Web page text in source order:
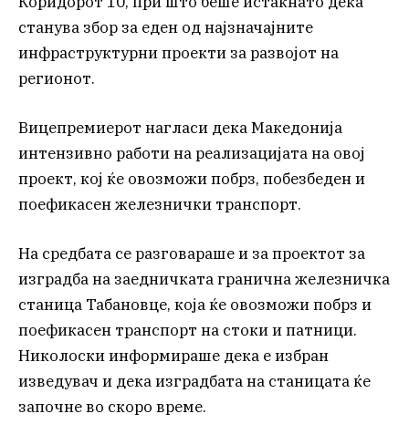
станува збор за еден од најзначајните
инфраструктурни проекти за развојот на
регионот.
Вицепремиерот нагласи дека Македонија
интензивно работи на реализацијата на овој
проект, кој ќе овозможи побрз, побезбеден и
поефикасен железнички транспорт.
На средбата се разговараше и за проектот за
изградба на заедничката гранична железничка
станица Табановце, која ќе овозможи побрз и
поефикасен транспорт на стоки и патници.
Николоски информираше дека е избран
изведувач и дека изградбата на станицата ќе
започне во скоро време.